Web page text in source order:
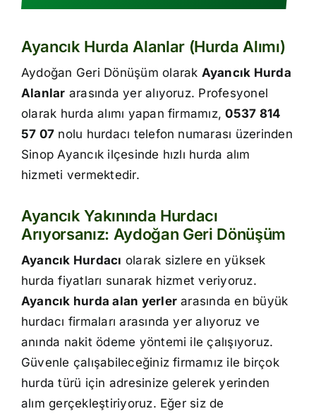
Hakkımızda
İletişim
Ayancık Hurda Alanlar (Hurda Alımı)
Aydoğan Geri Dönüşüm olarak Ayancık Hurda
Alanlar arasında yer alıyoruz. Profesyonel
olarak hurda alımı yapan firmamız,0537 814
57 07 nolu hurdacı telefon numarası üzerinden
Sinop Ayancık ilçesinde hızlı hurda alım
hizmeti vermektedir.
Ayancık Yakınında Hurdacı
Arıyorsanız: Aydoğan Geri Dönüşüm
Ayancık Hurdacı olarak sizlere en yüksek
hurda fiyatları sunarak hizmet veriyoruz.
Ayancık hurda alan yerlerarasında en büyük
hurdacı firmaları arasında yer alıyoruz ve
anında nakit ödeme yöntemi ile çalışıyoruz.
Güvenle çalışabileceğiniz firmamız ile birçok
hurda türü için adresinize gelerek yerinden
alım gerçekleştiriyoruz. Eğer siz de